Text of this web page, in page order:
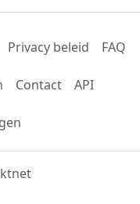
Privacy beleid FAQ
Contact API